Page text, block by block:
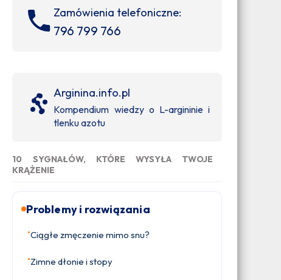
Zamówienia telefoniczne:
796 799 766
Arginina.info.pl
Kompendium wiedzy o L-argininie i
tlenku azotu
10 SYGNAŁÓW, KTÓRE WYSYŁA TWOJE
KRĄŻENIE
Problemy i rozwiązania
•Ciągłe zmęczenie mimo snu?
•Zimne dłonie i stopy